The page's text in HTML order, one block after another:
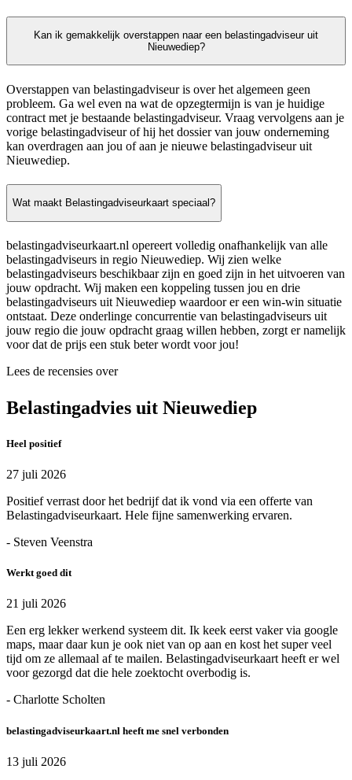
Kan ik gemakkelijk overstappen naar een belastingadviseur uit
Nieuwediep?
Overstappen van belastingadviseur is over het algemeen geen
probleem. Ga wel even na wat de opzegtermijn is van je huidige
contract met je bestaande belastingadviseur. Vraag vervolgens aan je
vorige belastingadviseur of hij het dossier van jouw onderneming
kan overdragen aan jou of aan je nieuwe belastingadviseur uit
Nieuwediep.
Wat maakt Belastingadviseurkaart speciaal?
belastingadviseurkaart.nl opereert volledig onafhankelijk van alle
belastingadviseurs in regio Nieuwediep. Wij zien welke
belastingadviseurs beschikbaar zijn en goed zijn in het uitvoeren van
jouw opdracht. Wij maken een koppeling tussen jou en drie
belastingadviseurs uit Nieuwediep waardoor er een win-win situatie
ontstaat. Deze onderlinge concurrentie van belastingadviseurs uit
jouw regio die jouw opdracht graag willen hebben, zorgt er namelijk
voor dat de prijs een stuk beter wordt voor jou!
Lees de recensies over
Belastingadvies uit Nieuwediep
Heel positief
27 juli 2026
Positief verrast door het bedrijf dat ik vond via een offerte van
Belastingadviseurkaart. Hele fijne samenwerking ervaren.
- Steven Veenstra
Werkt goed dit
21 juli 2026
Een erg lekker werkend systeem dit. Ik keek eerst vaker via google
maps, maar daar kun je ook niet van op aan en kost het super veel
tijd om ze allemaal af te mailen. Belastingadviseurkaart heeft er wel
voor gezorgd dat die hele zoektocht overbodig is.
- Charlotte Scholten
belastingadviseurkaart.nl heeft me snel verbonden
13 juli 2026